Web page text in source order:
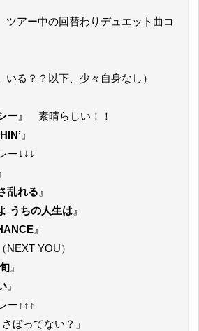
アー中の回替わりデュエット曲コ
いる？？以下、少々自身なし）
ー』 素晴らしい！！
』
ー↓↓↓
乱れる』
うちの人生は』
』
NEXT YOU）
』
』
ー↑↑↑
ぼってない？」